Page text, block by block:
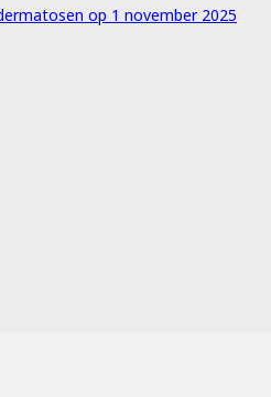
op 1 november 2025